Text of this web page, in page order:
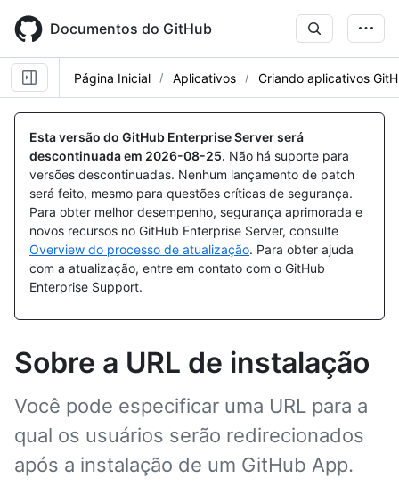
main
content
Documentos do GitHub
Página Inicial Aplicativos Criando aplicativos
Esta versão do GitHub Enterprise Server será
descontinuada em 2026-08-25. Não há suporte para
versões descontinuadas. Nenhum lançamento de patch
será feito, mesmo para questões críticas de segurança.
Para obter melhor desempenho, segurança aprimorada e
novos recursos no GitHub Enterprise Server, consulte
Overview do processo de atualização. Para obter ajuda
com a atualização, entre em contato com o GitHub
Enterprise Support.
Sobre a URL de instalação
Você pode especificar uma URL para a
qual os usuários serão redirecionados
após a instalação de um GitHub App.